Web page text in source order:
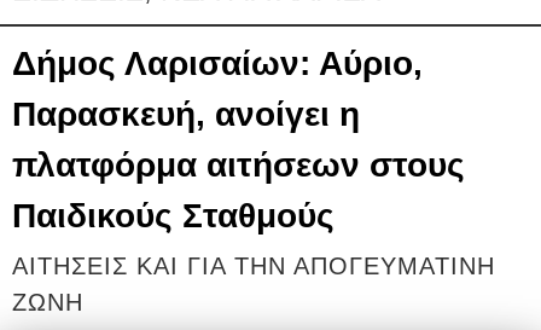
Δήμος Λαρισαίων: Αύριο,
Παρασκευή, ανοίγει η
πλατφόρμα αιτήσεων στους
Παιδικούς Σταθμούς
ΑΙΤΗΣΕΙΣ ΚΑΙ ΓΙΑ ΤΗΝ ΑΠΟΓΕΥΜΑΤΙΝΗ
ΖΩΝΗ